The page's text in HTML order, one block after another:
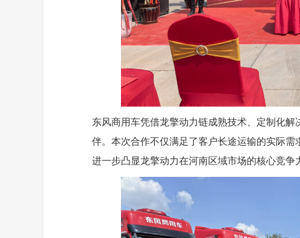
东风商用车凭借龙擎动力链成熟技术、定制化
伴。本次合作不仅满足了客户长途运输的实际需
进一步凸显龙擎动力在河南区域市场的核心竞争